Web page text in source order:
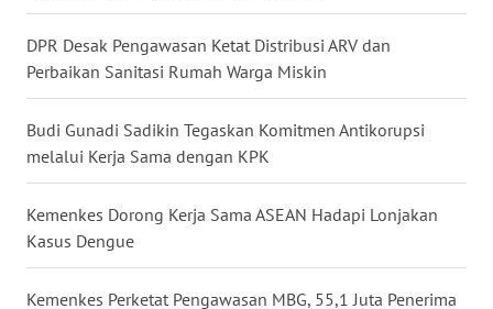
DPR Desak Pengawasan Ketat Distribusi ARV dan
Perbaikan Sanitasi Rumah Warga Miskin
Budi Gunadi Sadikin Tegaskan Komitmen Antikorupsi
melalui Kerja Sama dengan KPK
Kemenkes Dorong Kerja Sama ASEAN Hadapi Lonjakan
Kasus Dengue
Kemenkes Perketat Pengawasan MBG, 55,1 Juta Penerima
WN